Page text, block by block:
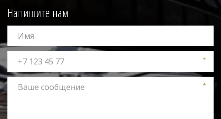
Напишите нам
*
*